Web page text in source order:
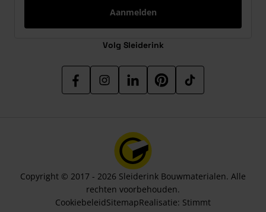
Aanmelden
Volg Sleiderink
Copyright © 2017 - 2026 Sleiderink Bouwmaterialen. Alle
rechten voorbehouden.
CookiebeleidSitemapRealisatie: Stimmt